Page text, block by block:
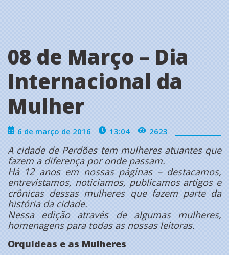
08 de Março – Dia
Internacional da
Mulher
6 de março de 2016 13:04 2623
A cidade de Perdões tem mulheres atuantes que
fazem a diferença por onde passam.
Há 12 anos em nossas páginas – destacamos,
entrevistamos, noticiamos, publicamos artigos e
crônicas dessas mulheres que fazem parte da
história da cidade.
Nessa edição através de algumas mulheres,
homenagens para todas as nossas leitoras.
Orquídeas e as Mulheres